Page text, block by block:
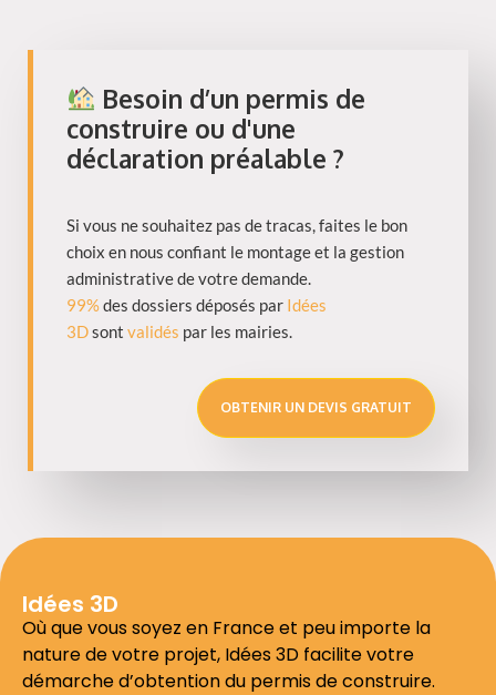
Besoin d’un permis de
construire ou d'une
déclaration préalable ?
Si vous ne souhaitez pas de tracas, faites le bon
choix en nous confiant le montage et la gestion
administrative de votre demande.
99%des dossiers déposés par Idées
3Dsont validés par les mairies.
OBTENIR UN DEVIS GRATUIT
Idées 3D
Où que vous soyez en France et peu importe la
nature de votre projet, Idées 3D facilite votre
démarche d’obtention du permis de construire.